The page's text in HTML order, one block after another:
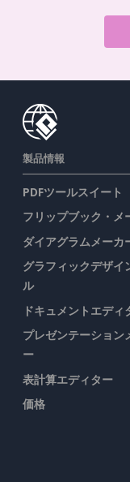
製品情報
PDFツールスイート
フリップブック・メ
ダイアグラムメーカ
グラフィックデザイ
ル
ドキュメントエディ
プレゼンテーション
ー
表計算エディター
価格